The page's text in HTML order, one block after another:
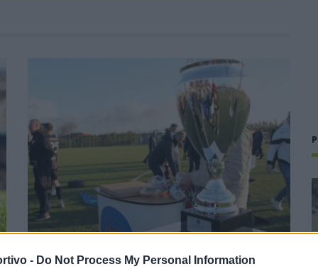
- Do Not Process My Personal Information